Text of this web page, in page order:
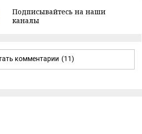
Подписывайтесь на наши
каналы
комментарии (11)